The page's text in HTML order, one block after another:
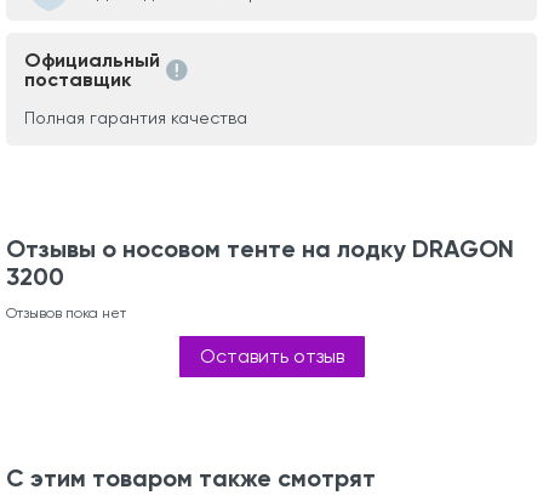
Официальный
поставщик
Полная гарантия качества
Отзывы о носовом тенте на лодку DRAGON
3200
Отзывов пока нет
Оставить отзыв
С этим товаром также смотрят